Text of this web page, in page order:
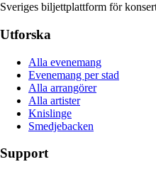
Sveriges biljettplattform för
Utforska
Alla evenemang
Evenemang per stad
Alla arrangörer
Alla artister
Knislinge
Smedjebacken
Support